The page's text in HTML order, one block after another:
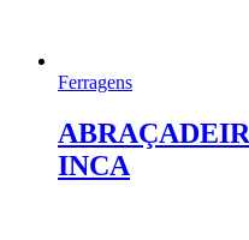
Ferragens
INCA